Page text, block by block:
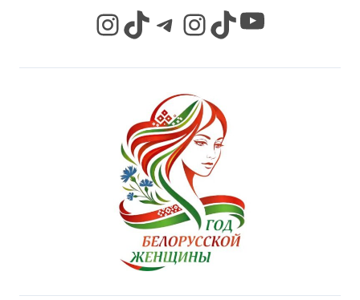
InstagramTikTok Telegram InstagramTikTok YouTube